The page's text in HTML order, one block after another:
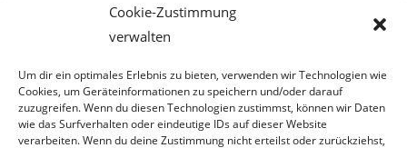
Cookie-Zustimmung
verwalten
Um dir ein optimales Erlebnis zu bieten, verwenden wir Technologien wie
Cookies, um Geräteinformationen zu speichern und/oder darauf
zuzugreifen. Wenn du diesen Technologien zustimmst, können wir Daten
wie das Surfverhalten oder eindeutige IDs auf dieser Website
verarbeiten. Wenn du deine Zustimmung nicht erteilst oder zurückziehst,
18 Uhr Kinderdisko
Public Viewing der Fußball WM
15.08.
18 Uhr Kinderdisko
20 Uhr Karibische Nacht mit Tanz